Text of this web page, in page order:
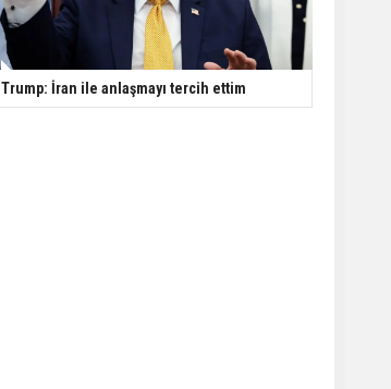
Trump: İran ile anlaşmayı tercih ettim